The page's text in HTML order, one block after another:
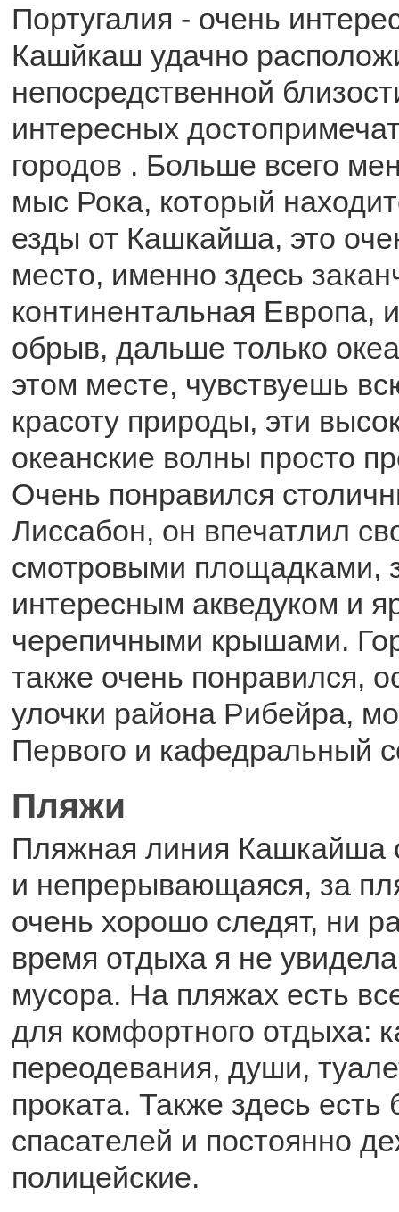
Португалия - очень
Кашйкаш удачно
непосредственной
интересных
городов . Больше всего
мыс Рока, который
езды от Кашкайша, это
место, именно здесь
континентальная Европа,
обрыв, дальше только
этом месте, чувствуешь
красоту природы, эти
океанские волны просто
Очень понравился
Лиссабон, он впечатлил
смотровыми площадками,
интересным акведуком и
черепичными крышами.
также очень понравился,
улочки района Рибейра,
Первого и кафедральный
Пляжи
Пляжная линия Кашкайша
и непрерывающаяся, за
очень хорошо следят, ни
время отдыха я не
мусора. На пляжах есть
для комфортного отдыха:
переодевания, души,
проката. Также здесь есть
спасателей и постоянно
полицейские.